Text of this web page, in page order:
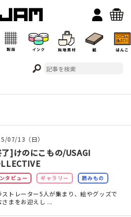
07/13（日）
]けのにこもの/USAGI
タビュー ギャラリー 読みもの
ストレーター5人が集まり、絵やグッズで
さまをお迎えし ...